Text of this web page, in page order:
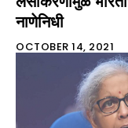
नाणेनिधी
OCTOBER 14, 2021